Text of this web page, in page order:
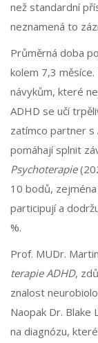
než standardní
neznamená to
Průměrná doba
kolem 7,3
návykům, které
ADHD se učí
zatímco partner s
pomáhají splnit
Psychoterapie
10 bodů,
participují a
%.
Prof. MUDr.
terapie ADHD,
znalost
Naopak Dr. Blake
na diagnózu,